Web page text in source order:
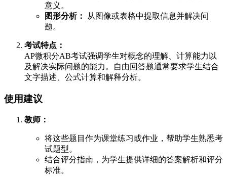
意义。
图形分析：
从图像或表格中提取信息并解决问
题。
考试特点：
AP微积分AB考试强调学生对概念的理解、计算能力以
及解决实际问题的能力。自由回答题通常要求学生结合
文字描述、公式计算和解释分析。
使用建议
教师：
将这些题目作为课堂练习或作业，帮助学生熟悉考
试题型。
结合评分指南，为学生提供详细的答案解析和评分
标准。